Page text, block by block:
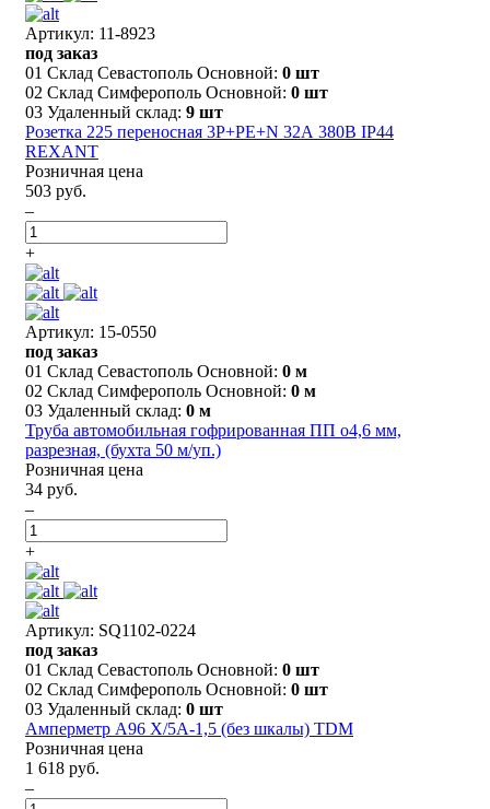
Артикул: 11-8923
под заказ
01 Склад Севастополь Основной: 0 шт
02 Склад Симферополь Основной: 0 шт
03 Удаленный склад: 9 шт
Розетка 225 переносная 3Р+РЕ+N 32А 380В IP44
REXANT
Розничная цена
503 руб.
–
+
Артикул: 15-0550
под заказ
01 Склад Севастополь Основной: 0 м
02 Склад Симферополь Основной: 0 м
03 Удаленный склад: 0 м
Трубa автомобильная гофрированная ПП o4,6 мм,
разрезная, (бухтa 50 м/уп.)
Розничная цена
34 руб.
–
+
Артикул: SQ1102-0224
под заказ
01 Склад Севастополь Основной: 0 шт
02 Склад Симферополь Основной: 0 шт
03 Удаленный склад: 0 шт
Амперметр А96 X/5А-1,5 (без шкалы) TDM
Розничная цена
1 618 руб.
–